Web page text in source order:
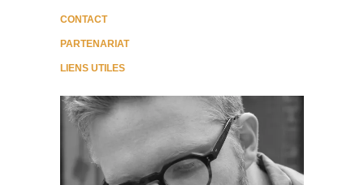
CONTACT
PARTENARIAT
LIENS UTILES